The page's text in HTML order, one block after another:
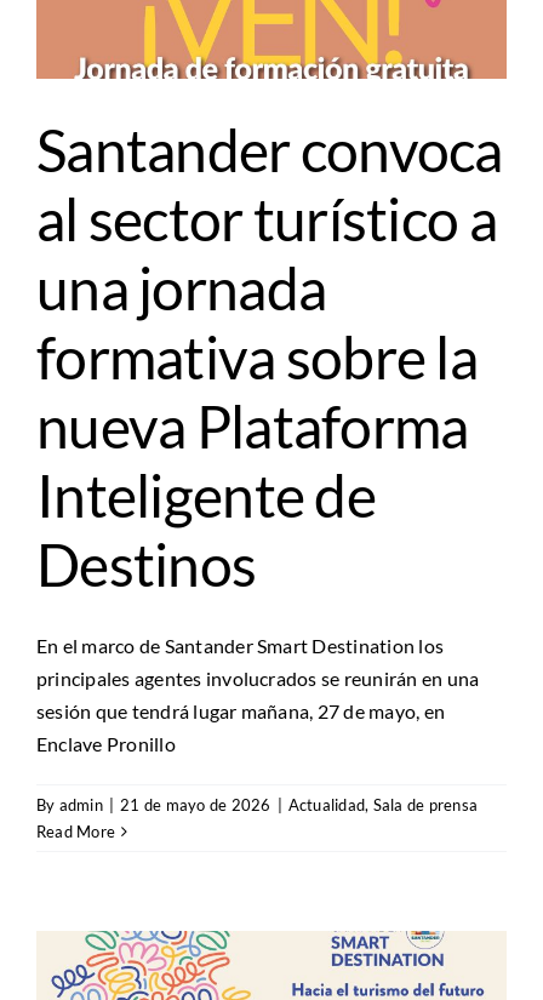
Santander convoca
al sector turístico a
una jornada
formativa sobre la
nueva Plataforma
Inteligente de
Destinos
En el marco de Santander Smart Destination los
principales agentes involucrados se reunirán en una
sesión que tendrá lugar mañana, 27 de mayo, en
Enclave Pronillo
By admin 21 de mayo de 2026 Actualidad, Sala de prensa
Read More